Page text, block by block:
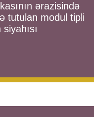
ərazisində
tutulan modul tipli